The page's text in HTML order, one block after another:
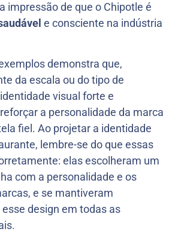
impressão de que o Chipotle é
e consciente na indústria
demonstra que,
da escala ou do tipo de
visual forte e
a personalidade da marca
fiel. Ao projetar a identidade
lembre-se do que essas
elas escolheram um
com a personalidade e os
e se mantiveram
design em todas as